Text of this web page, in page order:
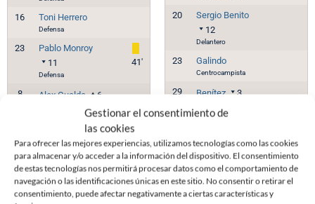
Gestionar el consentimiento de
las cookies
Para ofrecer las mejores experiencias, utilizamos tecnologías como las cookies
para almacenar y/o acceder a la información del dispositivo. El consentimiento
de estas tecnologías nos permitirá procesar datos como el comportamiento de
navegación o las identificaciones únicas en este sitio. No consentir o retirar el
consentimiento, puede afectar negativamente a ciertas características y
16 Toni Herrero
Defensa
23
Pablo Monroy
11
Defensa
41'
8 Alex Gualda 6
Centrocampista
David Astals
23
Centrocampista
17
Vladys Kopotun
14
Delantero
89'
20
Sergio Benito
12
Delantero
23 Galindo
Centrocampista
29 Benítez 3
9
Diego Gómez
11
Delantero
91'